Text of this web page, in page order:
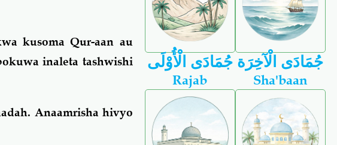
kusoma Qur-aan au
inaleta tashwishi
Anaamrisha hivyo
جُمَادَى الْأُوْلَى جُمَادَى الْآخِرَة
Rajab Sha'baan